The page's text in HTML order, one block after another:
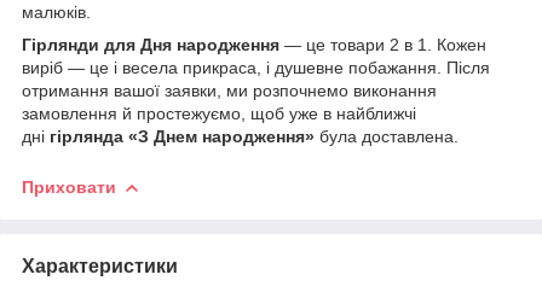
малюків.
Гірлянди для Дня народження — це товари 2 в 1. Кожен
виріб — це і весела прикраса, і душевне побажання. Після
отримання вашої заявки, ми розпочнемо виконання
замовлення й простежуємо, щоб уже в найближчі
дні гірлянда «З Днем народження» була доставлена.
Приховати
Характеристики